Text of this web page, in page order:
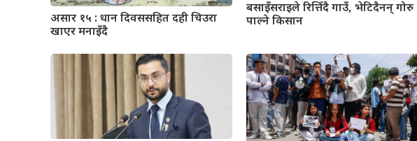
असार १५ : धान दिवससहित दही चिउरा
खाएर मनाइँदै
बसाइँसराइले रित्तिँदै गाउँ, भेटिदैनन् गोरु
पाल्ने किसान